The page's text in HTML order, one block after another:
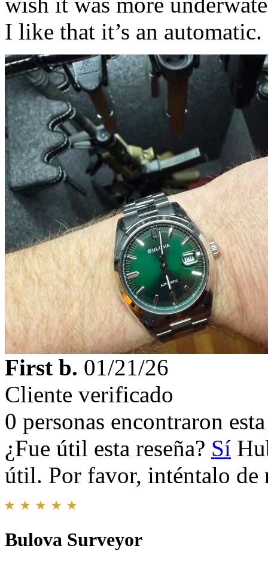
I like that it’s an automatic.
First b. 01/21/26
Cliente verificado
0 personas encontraron
¿Fue útil esta reseña? Sí
útil. Por favor, inténtalo de
Bulova Surveyor